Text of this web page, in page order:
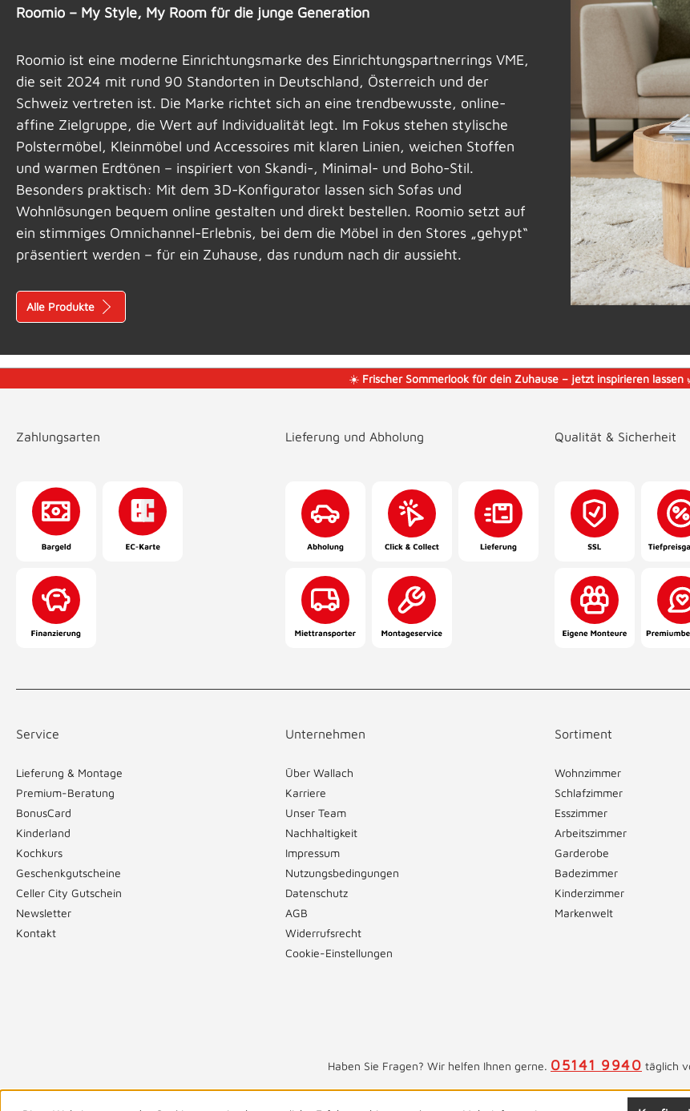
Roomio – My Style, My Room für die junge Generation
Roomio ist eine moderne Einrichtungsmarke des Einrichtungspartnerrings VME,
die seit 2024 mit rund 90 Standorten in Deutschland, Österreich und der
Schweiz vertreten ist. Die Marke richtet sich an eine trendbewusste, online-
affine Zielgruppe, die Wert auf Individualität legt. Im Fokus stehen stylische
Polstermöbel, Kleinmöbel und Accessoires mit klaren Linien, weichen Stoffen
und warmen Erd­tönen – inspiriert von Skandi-, Minimal- und Boho-Stil.
Besonders praktisch: Mit dem 3D-Konfigurator lassen sich Sofas und
Wohnlösungen bequem online gestalten und direkt bestellen. Roomio setzt auf
ein stimmiges Omnichannel-Erlebnis, bei dem die Möbel in den Stores „gehypt“
präsentiert werden – für ein Zuhause, das rundum nach dir aussieht.
Alle Produkte
☀️ Frischer Sommerlook für dein Zuhause – jetzt inspirieren lassen
Zahlungsarten Lieferung und Abholung Qualität & Sicherheit
Service
Lieferung & Montage
Premium-Beratung
BonusCard
Kinderland
Kochkurs
Geschenkgutscheine
Celler City Gutschein
Newsletter
Kontakt
Unternehmen
Über Wallach
Karriere
Unser Team
Nachhaltigkeit
Impressum
Nutzungsbedingungen
Datenschutz
AGB
Widerrufsrecht
Cookie-Einstellungen
Sortiment
Wohnzimmer
Schlafzimmer
Esszimmer
Arbeitszimmer
Garderobe
Badezimmer
Kinderzimmer
Markenwelt
Haben Sie Fragen? Wir helfen Ihnen gerne. 05141 9940 täglich